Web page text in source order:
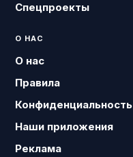
Спецпроекты
О НАС
О нас
Правила
Конфиденциальность
Наши приложения
Реклама